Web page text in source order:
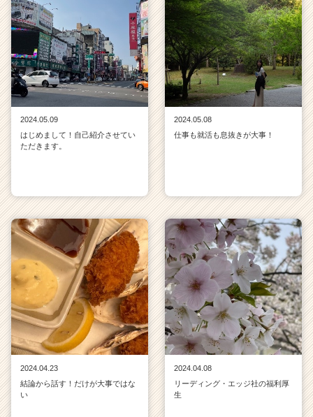
2024.05.09
はじめまして！自己紹介させてい
ただきます。
2024.05.08
仕事も就活も息抜きが大事！
2024.04.23
結論から話す！だけが大事ではな
い
2024.04.08
リーディング・エッジ社の福利厚
生